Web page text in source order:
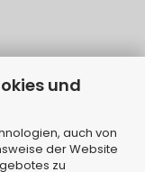
und
auch von
der Website
zu